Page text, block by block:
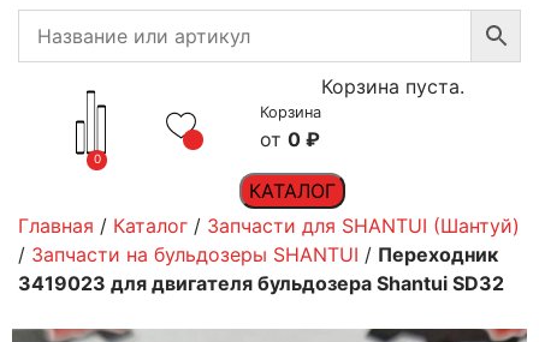
0
Корзина
0 ₽
Корзина пуста.
КАТАЛОГ
Главная / Каталог / Запчасти для SHANTUI (Шантуй)
/ Запчасти на бульдозеры SHANTUI / Переходник
3419023 для двигателя бульдозера Shantui SD32